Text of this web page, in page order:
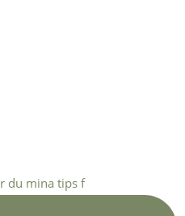
du mina tips f